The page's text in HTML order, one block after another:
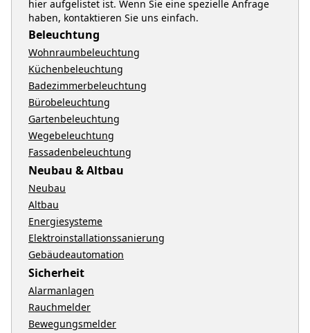
hier aufgelistet ist. Wenn Sie eine spezielle Anfrage
haben, kontaktieren Sie uns einfach.
Beleuchtung
Wohnraumbeleuchtung
Küchenbeleuchtung
Badezimmerbeleuchtung
Bürobeleuchtung
Gartenbeleuchtung
Wegebeleuchtung
Fassadenbeleuchtung
Neubau & Altbau
Neubau
Altbau
Energiesysteme
Elektroinstallationssanierung
Gebäudeautomation
Sicherheit
Alarmanlagen
Rauchmelder
Bewegungsmelder